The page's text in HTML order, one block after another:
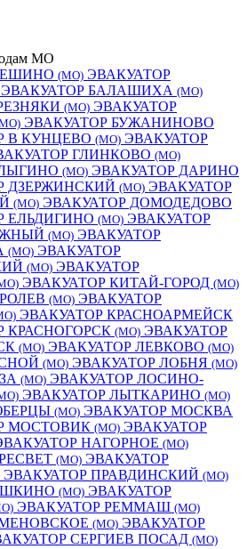
МО
(МО) ЭВАКУАТОР
ЭВАКУАТОР БАЛАШИХА (МО)
(МО) ЭВАКУАТОР
ЭВАКУАТОР БУЖАНИНОВО
В КУНЦЕВО (МО) ЭВАКУАТОР
ГЛИНКОВО (МО)
(МО) ЭВАКУАТОР ДАРИНО
ДЗЕРЖИНСКИЙ (МО) ЭВАКУАТОР
(МО) ЭВАКУАТОР ДОМОДЕДОВО
ЕЛЬДИГИНО (МО) ЭВАКУАТОР
(МО) ЭВАКУАТОР
(МО) ЭВАКУАТОР
(МО) ЭВАКУАТОР
ЭВАКУАТОР КИТАЙ-ГОРОД (МО)
(МО) ЭВАКУАТОР
ЭВАКУАТОР КРАСНОАРМЕЙСК
КРАСНОГОРСК (МО) ЭВАКУАТОР
(МО) ЭВАКУАТОР ЛЕВКОВО (МО)
(МО) ЭВАКУАТОР ЛОБНЯ (МО)
(МО) ЭВАКУАТОР ЛОСИНО-
ЭВАКУАТОР ЛЫТКАРИНО (МО)
(МО) ЭВАКУАТОР МОСКВА
МОСТОВИК (МО) ЭВАКУАТОР
НАГОРНОЕ (МО)
(МО) ЭВАКУАТОР
ЭВАКУАТОР ПРАВДИНСКИЙ (МО)
(МО) ЭВАКУАТОР
ЭВАКУАТОР РЕММАШ (МО)
(МО) ЭВАКУАТОР
СЕРГИЕВ ПОСАД (МО)